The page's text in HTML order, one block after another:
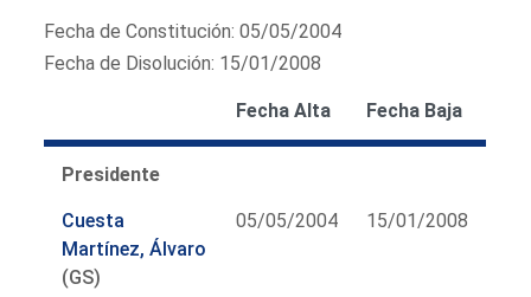
Fecha de Constitución: 05/05/2004
Fecha de Disolución: 15/01/2008
Fecha Alta Fecha Baja
Presidente
Cuesta
Martínez, Álvaro
(GS)
05/05/2004 15/01/2008